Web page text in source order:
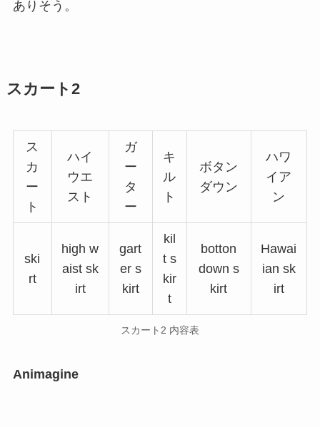
ありそう。
スカート2
ス
カ
ー
ト
ハイ
ウエ
スト
ガ
ー
タ
ー
キ
ル
ト
ボタン
ダウン
ハワ
イア
ン
ski
rt
high w
aist sk
irt
gart
er s
kirt
kil
t s
kir
t
botton
down s
kirt
Hawai
ian sk
irt
スカート2 内容表
Animagine